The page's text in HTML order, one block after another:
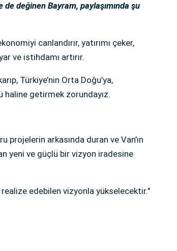
de değinen Bayram, paylaşımında şu
canlandırır, yatırımı çeker,
ve istihdamı artırır.
Türkiye’nin Orta Doğu’ya,
haline getirmek zorundayız.
projelerin arkasında duran ve Van’ın
yeni ve güçlü bir vizyon iradesine
edebilen vizyonla yükselecektir."